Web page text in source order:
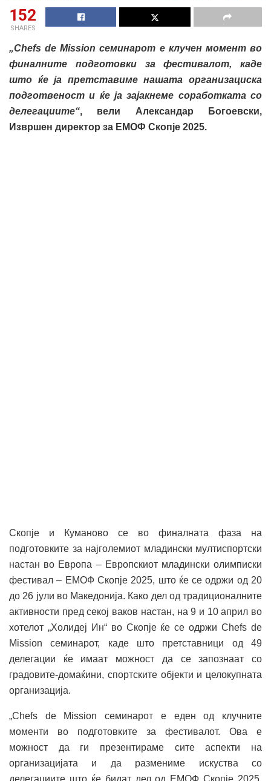
152
SHARES
„Chefs de Mission семинарот е клучен момент во
финалните подготовки за фестивалот, каде
што ќе ја претставиме нашата организациска
подготвеност и ќе ја зајакнеме соработката со
делегациите“, вели Александар Богоевски,
Извршен директор за ЕМОФ Скопје 2025.
Скопје и Куманово се во финалната фаза на
подготовките за најголемиот младински мултиспортски
настан во Европа – Европскиот младински олимписки
фестивал – ЕМОФ Скопје 2025, што ќе се одржи од 20
до 26 јули во Македонија. Како дел од традиционалните
активности пред секој ваков настан, на 9 и 10 април во
хотелот „Холидеј Ин“ во Скопје ќе се одржи Chefs de
Mission семинарот, каде што претставници од 49
делегации ќе имаат можност да се запознаат со
градовите-домаќини, спортските објекти и целокупната
организација.
„Chefs de Mission семинарот е еден од клучните
моменти во подготовките за фестивалот. Ова е
можност да ги презентираме сите аспекти на
организацијата и да размениме искуства со